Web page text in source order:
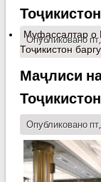
Опубликовано
Муфассалтаро
Тоҷикистон
Маҷлиси
Опубликовано